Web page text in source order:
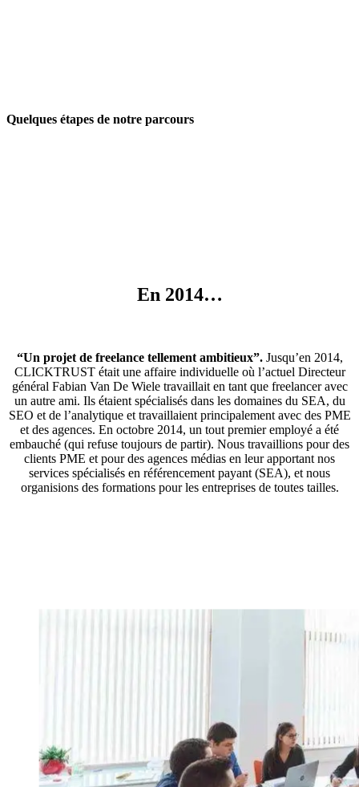
Quelques étapes de notre parcours
En 2014…
“Un projet de freelance tellement ambitieux”.Jusqu’en 2014,
CLICKTRUST était une affaire individuelle où l’actuel Directeur
général Fabian Van De Wiele travaillait en tant que freelancer avec
un autre ami. Ils étaient spécialisés dans les domaines du SEA, du
SEO et de l’analytique et travaillaient principalement avec des PME
et des agences. En octobre 2014, un tout premier employé a été
embauché (qui refuse toujours de partir). Nous travaillions pour des
clients PME et pour des agences médias en leur apportant nos
services spécialisés en référencement payant (SEA), et nous
organisions des formations pour les entreprises de toutes tailles.